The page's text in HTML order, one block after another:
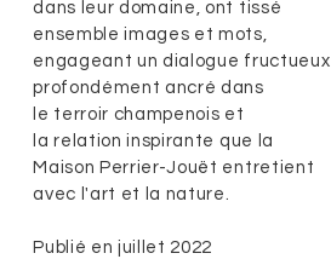
dans leur domaine, ont tissé
ensemble images et mots,
engageant un dialogue fructueux
profondément ancré dans
le terroir champenois et
la relation inspirante que la
Maison Perrier-Jouët entretient
avec l'art et la nature.
Publié en juillet 2022